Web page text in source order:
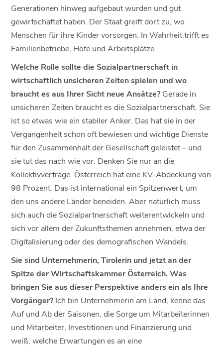
Generationen hinweg aufgebaut wurden und gut
gewirtschaftet haben. Der Staat greift dort zu, wo
Menschen für ihre Kinder vorsorgen. In Wahrheit trifft es
Familienbetriebe, Höfe und Arbeitsplätze.
Welche Rolle sollte die Sozialpartnerschaft in
wirtschaftlich unsicheren Zeiten spielen und wo
braucht es aus Ihrer Sicht neue Ansätze? Gerade in
unsicheren Zeiten braucht es die Sozialpartnerschaft. Sie
ist so etwas wie ein stabiler Anker. Das hat sie in der
Vergangenheit schon oft bewiesen und wichtige Dienste
für den Zusammenhalt der Gesellschaft geleistet – und
sie tut das nach wie vor. Denken Sie nur an die
Kollektivverträge. Österreich hat eine KV-Abdeckung von
98 Prozent. Das ist international ein Spitzenwert, um
den uns andere Länder beneiden. Aber natürlich muss
sich auch die Sozialpartnerschaft weiterentwickeln und
sich vor allem der Zukunftsthemen annehmen, etwa der
Digitalisierung oder des demografischen Wandels.
Sie sind Unternehmerin, Tirolerin und jetzt an der
Spitze der Wirtschaftskammer Österreich. Was
bringen Sie aus dieser Perspektive anders ein als Ihre
Vorgänger? Ich bin Unternehmerin am Land, kenne das
Auf und Ab der Saisonen, die Sorge um Mitarbeiterinnen
und Mitarbeiter, Investitionen und Finanzierung und
weiß, welche Erwartungen es an eine